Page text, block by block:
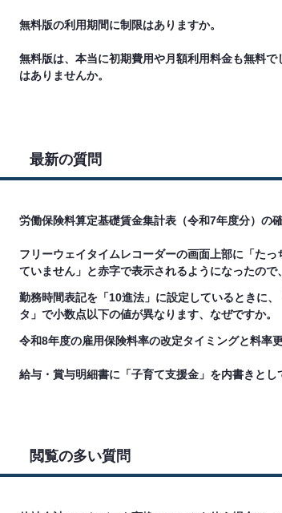
無料版の利用期間に制限はありますか。
無料版は、本当に初期費用や月額利用料金も無料
はありませんか。
最新の質問
労働保険料算定基礎賃金集計表（令和7年度分）の
フリーウェイタイムレコーダーの画面上部に「た
ていません」と赤字で表示されるようになったので
勤務時間表記を「10進法」に設定しているときに
タ」で小数点以下の値が異なります、なぜですか。
令和8年度の雇用保険料率の改定タイミングと料率
給与・賞与明細書に「子育て支援金」を内書きとし
閲覧の多い質問